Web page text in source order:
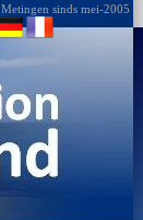
Metingen sinds mei-2005